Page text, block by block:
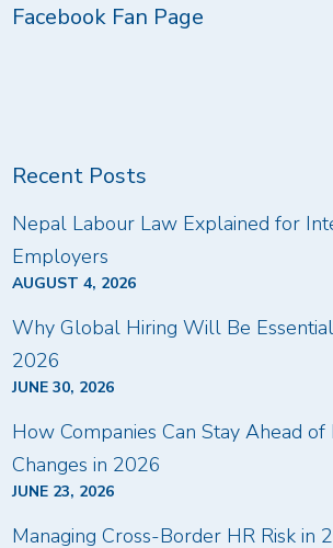
Facebook Fan Page
Recent Posts
Nepal Labour Law Explained for
Employers
AUGUST 4, 2026
Why Global Hiring Will Be
2026
JUNE 30, 2026
How Companies Can Stay Ahead
Changes in 2026
JUNE 23, 2026
Managing Cross-Border HR Risk in